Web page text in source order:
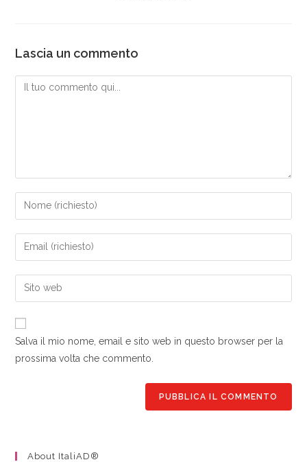
Lascia un commento
Salva il mio nome, email e sito web in questo browser per la
prossima volta che commento.
n
About ItaliAD®